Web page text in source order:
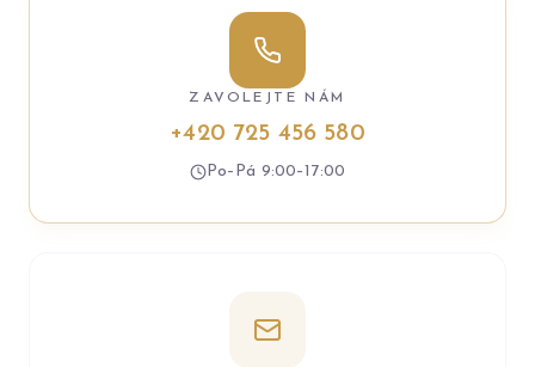
ZAVOLEJTE NÁM
+420 725 456 580
Po–Pá 9:00–17:00